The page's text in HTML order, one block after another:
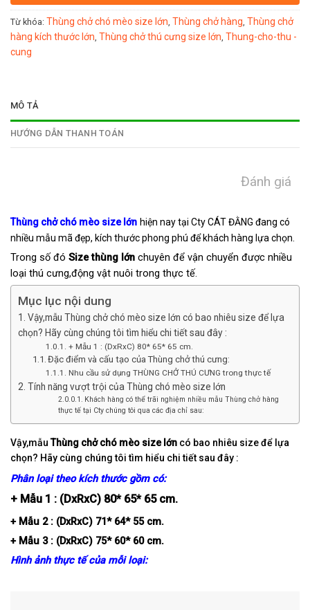
Từ khóa: Thùng chở chó mèo size lớn, Thùng chở hàng, Thùng chở
hàng kích thước lớn, Thùng chở thú cưng size lớn, Thung-cho-thu -
cung
MÔ TẢ
HƯỚNG DẪN THANH TOÁN
Đánh giá
Thùng chở chó mèo size lớn hiện nay tại Cty CÁT ĐẰNG đang có
nhiều mẫu mã đẹp, kích thước phong phú để khách hàng lựa chọn.
Trong số đó Size thùng lớn chuyên để vận chuyển được nhiều
loại thú cưng,động vật nuôi trong thực tế.
Mục lục nội dung
Vậy,mẫu Thùng chở chó mèo size lớn có bao nhiêu size để lựa
chọn? Hãy cùng chúng tôi tìm hiểu chi tiết sau đây :
+ Mẫu 1 : (DxRxC) 80* 65* 65 cm.
Đặc điểm và cấu tạo của Thùng chở thú cưng:
Nhu cầu sử dụng THÙNG CHỞ THÚ CƯNG trong thực tế
Tính năng vượt trội của Thùng chó mèo size lớn
Khách hàng có thể trãi nghiệm nhiều mẫu Thùng chở hàng
thực tế tại Cty chúng tôi qua các địa chỉ sau:
Vậy,mẫuThùng chở chó mèo size lớn có bao nhiêu size để lựa
chọn? Hãy cùng chúng tôi tìm hiểu chi tiết sau đây :
Phân loại theo kích thước gồm có:
+ Mẫu 1 : (DxRxC) 80* 65* 65 cm.
+ Mẫu 2 : (DxRxC) 71* 64* 55 cm.
+ Mẫu 3 : (DxRxC) 75* 60* 60 cm.
Hình ảnh thực tế của mỗi loại: